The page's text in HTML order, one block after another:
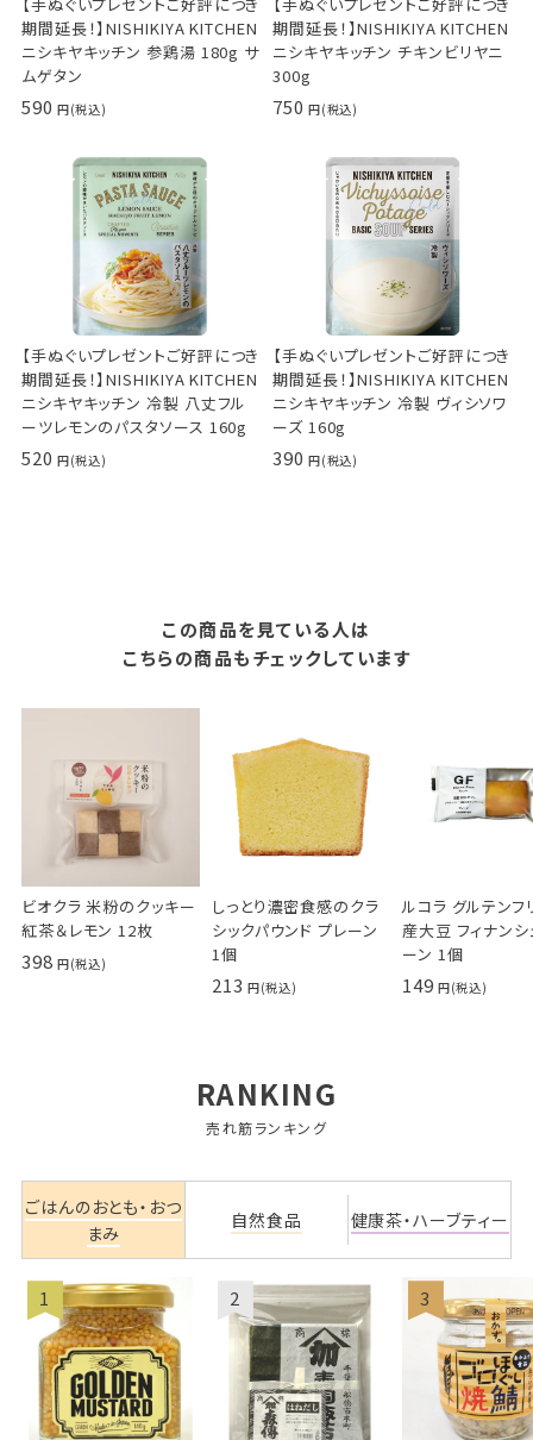
期間延長！】NISHIKIYA KITCHEN
ニシキヤキッチン 参鶏湯 180g サ
ムゲタン
590
期間延長！】NISHIKIYA KITCHEN
ニシキヤキッチン チキンビリヤニ
300g
750
【手ぬぐいプレゼントご好評につき
期間延長！】NISHIKIYA KITCHEN
ニシキヤキッチン 冷製 八丈フル
ーツレモンのパスタソース 160g
520
【手ぬぐいプレゼントご好評につき
期間延長！】NISHIKIYA KITCHEN
ニシキヤキッチン 冷製 ヴィシソワ
ーズ 160g
390
この商品を見ている人は
こちらの商品もチェックしています
ビオクラ 米粉のクッキー
紅茶＆レモン 12枚
398
しっとり濃密食感のクラ
シックパウンド プレーン
1個
213
ルコラ グルテンフ
産大豆 フィナンシ
ーン 1個
149
RANKING
売れ筋ランキング
ごはんのおとも・おつ
まみ
自然食品 健康茶・ハーブティー